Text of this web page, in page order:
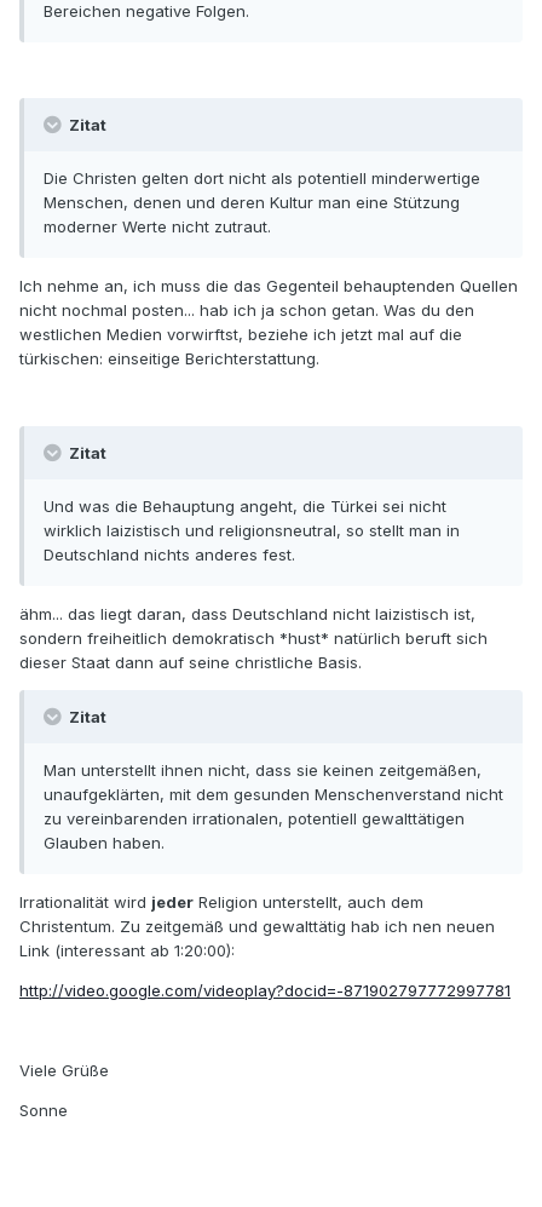
Bereichen negative Folgen.
Zitat
Die Christen gelten dort nicht als potentiell minderwertige
Menschen, denen und deren Kultur man eine Stützung
moderner Werte nicht zutraut.
Ich nehme an, ich muss die das Gegenteil behauptenden Quellen
nicht nochmal posten... hab ich ja schon getan. Was du den
westlichen Medien vorwirftst, beziehe ich jetzt mal auf die
türkischen: einseitige Berichterstattung.
Zitat
Und was die Behauptung angeht, die Türkei sei nicht
wirklich laizistisch und religionsneutral, so stellt man in
Deutschland nichts anderes fest.
ähm... das liegt daran, dass Deutschland nicht laizistisch ist,
sondern freiheitlich demokratisch *hust* natürlich beruft sich
dieser Staat dann auf seine christliche Basis.
Zitat
Man unterstellt ihnen nicht, dass sie keinen zeitgemäßen,
unaufgeklärten, mit dem gesunden Menschenverstand nicht
zu vereinbarenden irrationalen, potentiell gewalttätigen
Glauben haben.
Irrationalität wird jeder Religion unterstellt, auch dem
Christentum. Zu zeitgemäß und gewalttätig hab ich nen neuen
Link (interessant ab 1:20:00):
http://video.google.com/videoplay?docid=-871902797772997781
Viele Grüße
Sonne